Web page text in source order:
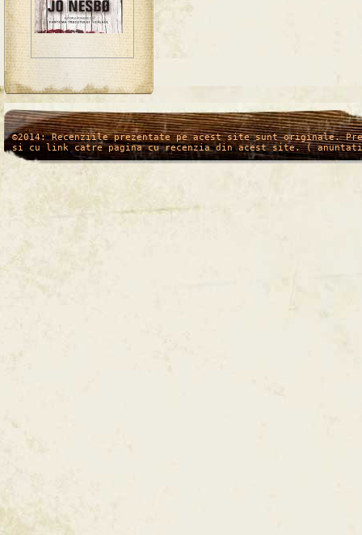
/* */
©2014: Recenziile prezentate pe acest site sunt originale.
si cu link catre pagina cu recenzia din acest site. (